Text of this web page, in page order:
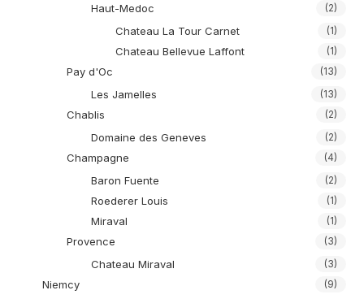
Haut-Medoc (2)
Chateau La Tour Carnet (1)
Chateau Bellevue Laffont (1)
Pay d'Oc (13)
Les Jamelles (13)
Chablis (2)
Domaine des Geneves (2)
Champagne (4)
Baron Fuente (2)
Roederer Louis (1)
Miraval (1)
Provence (3)
Chateau Miraval (3)
Niemcy (9)